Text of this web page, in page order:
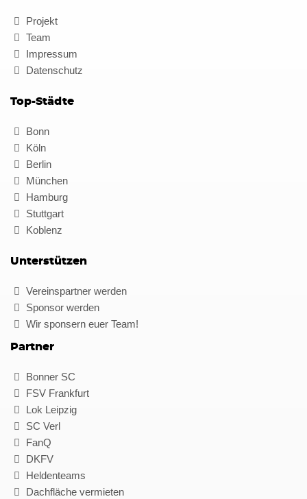
Projekt
Team
Impressum
Datenschutz
Top-Städte
Bonn
Köln
Berlin
München
Hamburg
Stuttgart
Koblenz
Unterstützen
Vereinspartner werden
Sponsor werden
Wir sponsern euer Team!
Partner
Bonner SC
FSV Frankfurt
Lok Leipzig
SC Verl
FanQ
DKFV
Heldenteams
Dachfläche vermieten